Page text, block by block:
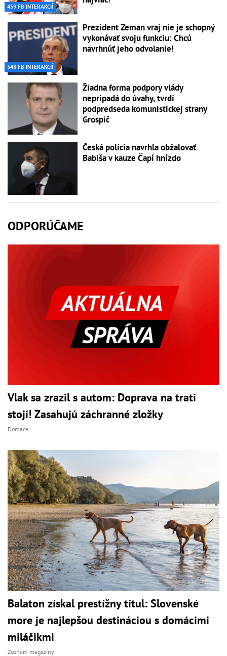
459 FB INTERAKCIÍ
548 FB INTERAKCIÍ
Prezident Zeman vraj nie je schopný
vykonávať svoju funkciu: Chcú
navrhnúť jeho odvolanie!
Žiadna forma podpory vlády
nepripadá do úvahy, tvrdí
podpredseda komunistickej strany
Grospič
Česká polícia navrhla obžalovať
Babiša v kauze Čapí hnízdo
ODPORÚČAME
Vlak sa zrazil s autom: Doprava na trati
stojí! Zasahujú záchranné zložky
Domáce
Balaton získal prestížny titul: Slovenské
more je najlepšou destináciou s domácimi
miláčikmi
Zoznam magazíny